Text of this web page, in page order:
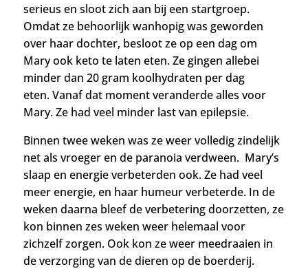
serieus en sloot zich aan bij een startgroep.
Omdat ze behoorlijk wanhopig was geworden
over haar dochter, besloot ze op een dag om
Mary ook keto te laten eten. Ze gingen allebei
minder dan 20 gram koolhydraten per dag
eten.Vanaf dat moment veranderde alles voor
Mary. Ze had veel minder last van epilepsie.
Binnen twee weken was ze weer volledig zindelijk
net als vroeger en de paranoia verdween. Mary’s
slaap en energie verbeterden ook. Ze had veel
meer energie, en haar humeur verbeterde. In de
weken daarna bleef de verbetering doorzetten, ze
kon binnen zes weken weer helemaal voor
zichzelf zorgen. Ook kon ze weer meedraaien in
de verzorging van de dieren op de boerderij.